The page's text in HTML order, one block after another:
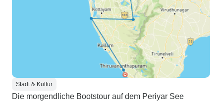
Stadt & Kultur
Die morgendliche Bootstour auf dem Periyar See